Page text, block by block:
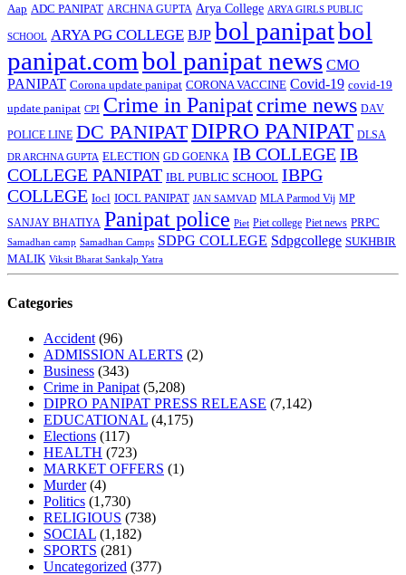
Aap ADC PANIPAT ARCHNA GUPTA Arya College ARYA GIRLS PUBLIC
SCHOOL ARYA PG COLLEGE BJP bol panipatbol
panipat.combol panipat news CMO
PANIPAT Corona update panipat CORONA VACCINE Covid-19 covid-19
update panipat CPI Crime in Panipatcrime news DAV
POLICE LINE DC PANIPATDIPRO PANIPAT DLSA
DR ARCHNA GUPTA ELECTION GD GOENKA IB COLLEGEIB
COLLEGE PANIPAT IBL PUBLIC SCHOOL IBPG
COLLEGE Iocl IOCL PANIPAT JAN SAMVAD MLA Parmod Vij MP
SANJAY BHATIYA Panipat police Piet Piet college Piet news PRPC
Samadhan camp Samadhan Camps SDPG COLLEGE Sdpgcollege SUKHBIR
MALIK Viksit Bharat Sankalp Yatra
Categories
Accident (96)
ADMISSION ALERTS (2)
Business (343)
Crime in Panipat (5,208)
DIPRO PANIPAT PRESS RELEASE (7,142)
EDUCATIONAL (4,175)
Elections (117)
HEALTH (723)
MARKET OFFERS (1)
Murder(4)
Politics (1,730)
RELIGIOUS (738)
SOCIAL (1,182)
SPORTS (281)
Uncategorized (377)